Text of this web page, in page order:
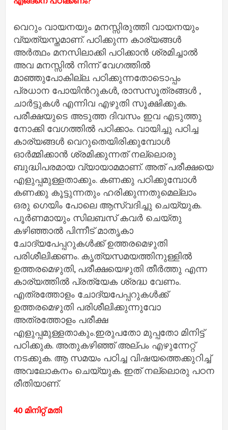
വെറും വായനയും മനസ്സിരുത്തി വായനയും
വ്യത്യസ്തമാണ്. പഠിക്കുന്ന കാര്യങ്ങള്‍
അര്‍ത്ഥം മനസിലാക്കി പഠിക്കാന്‍ ശ്രമിച്ചാല്‍
അവ മനസ്സില്‍ നിന്ന് വേഗത്തില്‍
മാഞ്ഞുപോകില്ല. പഠിക്കുന്നതോടൊപ്പം
പ്രധാന പോയിന്‍റുകള്‍, രാസസൂത്രങ്ങള്‍ ,
ചാര്‍ട്ടുകള്‍ എന്നിവ എഴുതി സൂക്ഷിക്കുക.
പരീക്ഷയുടെ അടുത്ത ദിവസം ഇവ എടുത്തു
നോക്കി വേഗത്തില്‍ പഠിക്കാം. വായിച്ചു പഠിച്ച
കാര്യങ്ങള്‍ വെറുതെയിരിക്കുമ്പോള്‍
ഓര്‍മ്മിക്കാന്‍ ശ്രമിക്കുന്നത് നല്ലൊരു
ബുദ്ധിപരമായ വ്യായാമമാണ്. അത് പരീക്ഷയെ
എളുപ്പമുള്ളതാക്കും. കണക്കു പഠിക്കുമ്പോള്‍
കണക്കു കൂട്ടുന്നതും ഹരിക്കുന്നതുമെല്ലാം
ഒരു ഗെയിം പോലെ ആസ്വദിച്ചു ചെയ്യുക.
പൂര്‍ണമായും സിലബസ് കവര്‍ ചെയ്തു
കഴിഞ്ഞാല്‍ പിന്നീട് മാതൃകാ
ചോദ്യപേപ്പറുകള്‍ക്ക് ഉത്തരമെഴുതി
പരിശീലിക്കണം. കൃത്യസമയത്തിനുള്ളില്‍
ഉത്തരമെഴുതി, പരീക്ഷയെഴുതി തീര്‍ത്തു എന്ന
കാര്യത്തില്‍ പ്രത്യേക ശ്രദ്ധ വേണം.
എത്രത്തോളം ചോദ്യപേപ്പറുകള്‍ക്ക്
ഉത്തരമെഴുതി പരിശീലിക്കുന്നുവോ
അത്രത്തോളം പരീക്ഷ
എളുപ്പമുള്ളതാകും.ഇരുപതോ മുപ്പതോ മിനിട്ട്
പഠിക്കുക. അതുകഴിഞ്ഞ് അല്പം എഴുന്നേറ്റ്
നടക്കുക. ആ സമയം പഠിച്ച വിഷയത്തെക്കുറിച്ച്
അവലോകനം ചെയ്യുക. ഇത് നല്ലൊരു പഠന
രീതിയാണ്.
40 മിനിറ്റ് മതി